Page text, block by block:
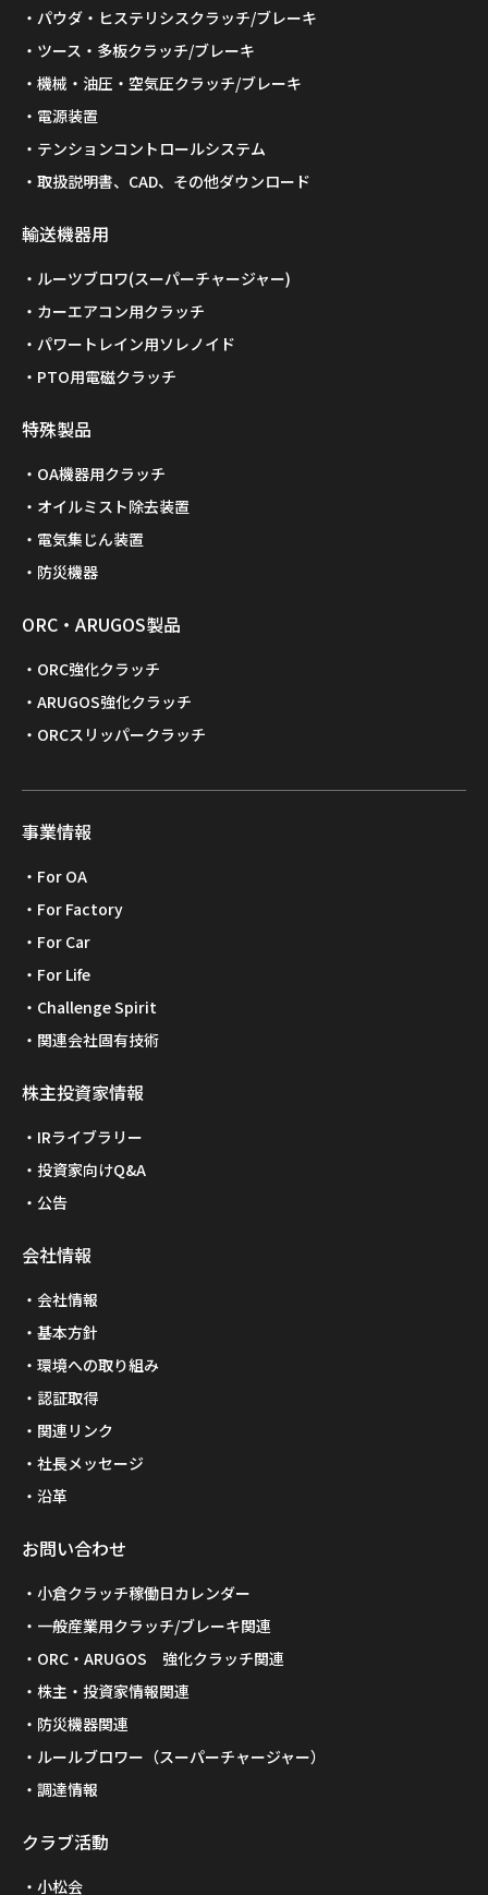
パウダ・ヒステリシスクラッチ/ブレーキ
ツース・多板クラッチ/ブレーキ
機械・油圧・空気圧クラッチ/ブレーキ
電源装置
テンションコントロールシステム
取扱説明書、CAD、その他ダウンロード
輸送機器用
ルーツブロワ(スーパーチャージャー)
カーエアコン用クラッチ
パワートレイン用ソレノイド
PTO用電磁クラッチ
特殊製品
OA機器用クラッチ
オイルミスト除去装置
電気集じん装置
防災機器
ORC・ARUGOS製品
ORC強化クラッチ
ARUGOS強化クラッチ
ORCスリッパークラッチ
事業情報
For OA
For Factory
For Car
For Life
Challenge Spirit
関連会社固有技術
株主投資家情報
IRライブラリー
投資家向けQ&A
公告
会社情報
会社情報
基本方針
環境への取り組み
認証取得
関連リンク
社長メッセージ
沿革
お問い合わせ
小倉クラッチ稼働日カレンダー
一般産業用クラッチ/ブレーキ関連
ORC・ARUGOS 強化クラッチ関連
株主・投資家情報関連
防災機器関連
ルールブロワー（スーパーチャージャー）
調達情報
クラブ活動
小松会